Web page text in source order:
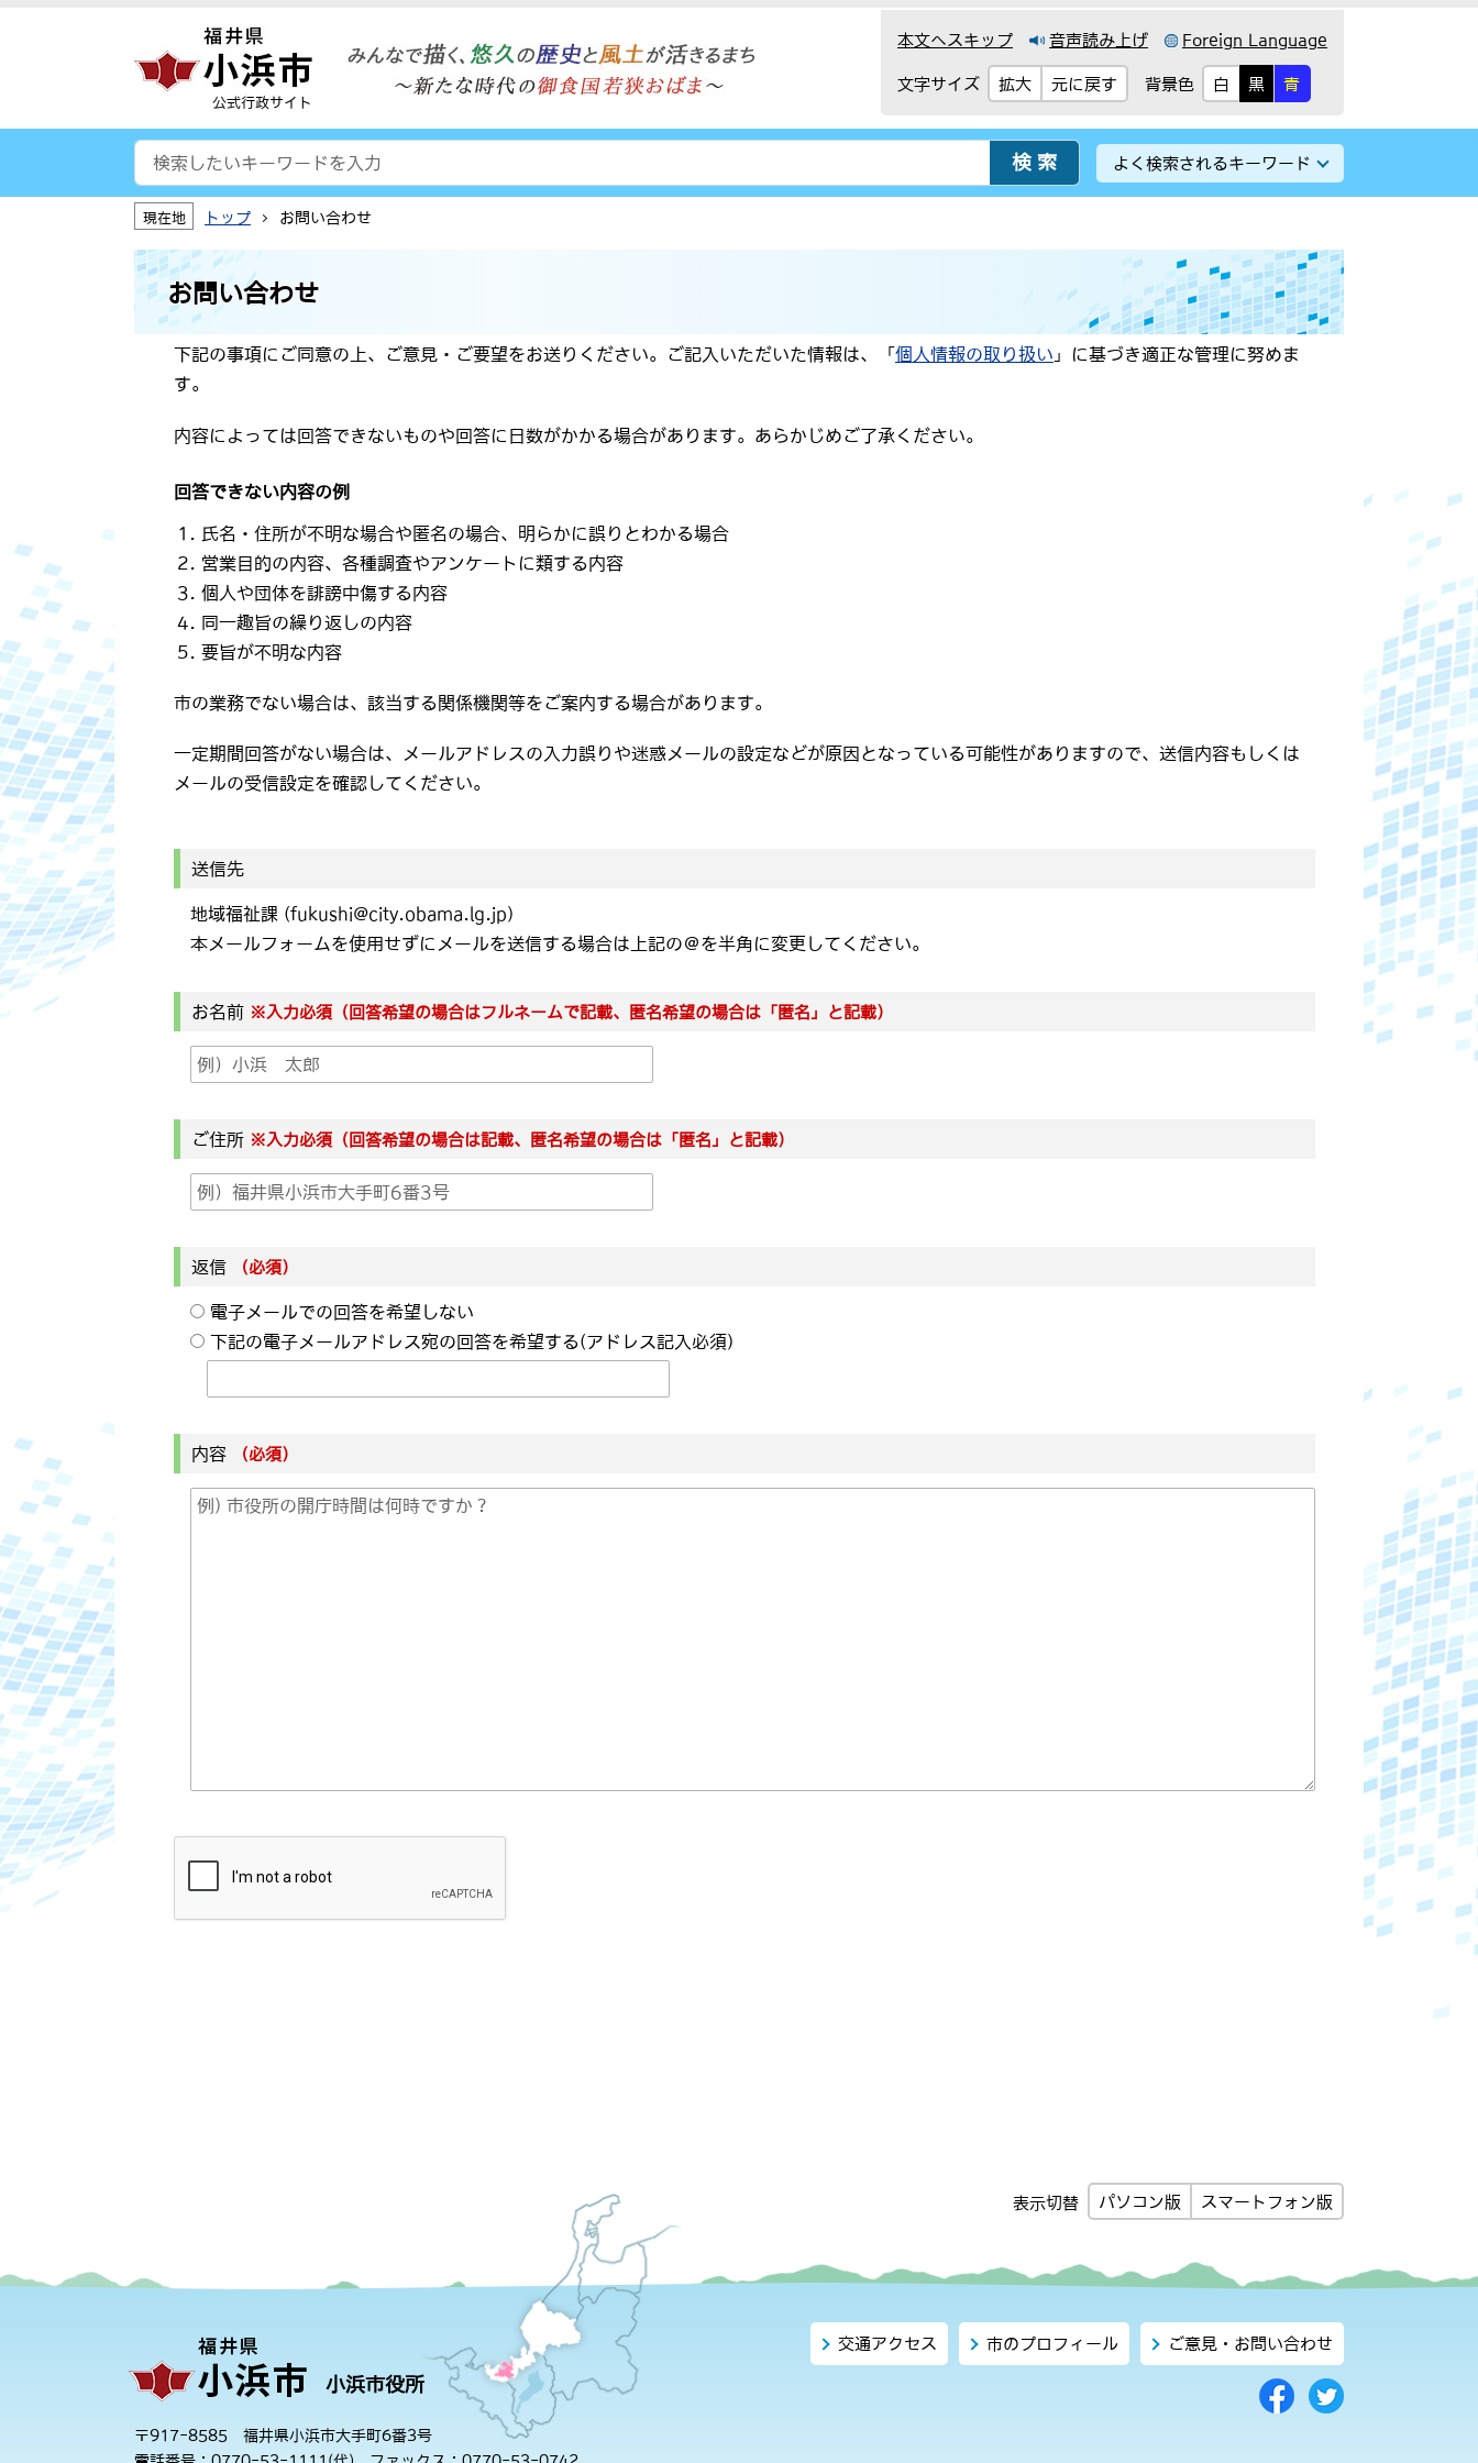
公式行政サイト
本文へスキップ 音声読み上げ Foreign Language
文字サイズ 拡大 元に戻す 背景色 白 黒 青
よく検索されるキーワード
現在地 トップ お問い合わせ
お問い合わせ
下記の事項にご同意の上、ご意見・ご要望をお送りください。ご記入いただいた情報は、「 個人情報の取り扱い 」に基づき適正な管理に努めま
す。
内容によっては回答できないものや回答に日数がかかる場合があります。あらかじめご了承ください。
回答できない内容の例
氏名・住所が不明な場合や匿名の場合、明らかに誤りとわかる場合
営業目的の内容、各種調査やアンケートに類する内容
個人や団体を誹謗中傷する内容
同一趣旨の繰り返しの内容
要旨が不明な内容
市の業務でない場合は、該当する関係機関等をご案内する場合があります。
一定期間回答がない場合は、メールアドレスの入力誤りや迷惑メールの設定などが原因となっている可能性がありますので、送信内容もしくは
メールの受信設定を確認してください。
送信先
地域福祉課 (fukushi@city.obama.lg.jp)
本メールフォームを使用せずにメールを送信する場合は上記の＠を半角に変更してください。
お名前 ※入力必須（回答希望の場合はフルネームで記載、匿名希望の場合は「匿名」と記載）
ご住所 ※入力必須（回答希望の場合は記載、匿名希望の場合は「匿名」と記載）
返信 （必須）
電子メールでの回答を希望しない
下記の電子メールアドレス宛の回答を希望する(アドレス記入必須)
内容 （必須）
表示切替 パソコン版 スマートフォン版
小浜市役所
〒917-8585 福井県小浜市大手町6番3号
交通アクセス 市のプロフィール ご意見・お問い合わせ